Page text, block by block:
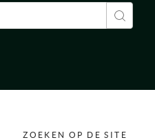
ZOEKEN OP DE SITE